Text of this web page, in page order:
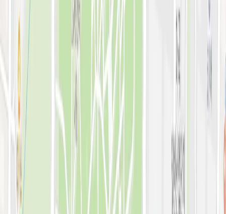
예약 확인·취소 지난 예약 조회 나의 보유 시술 나의 계정 정보